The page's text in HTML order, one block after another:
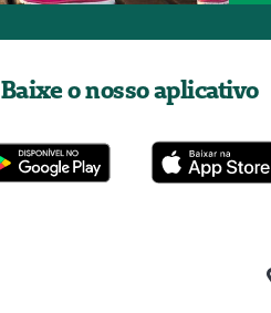
Baixe o nosso aplicativo